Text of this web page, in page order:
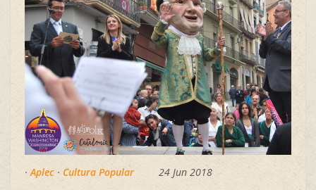
·Aplec · Cultura Popular 24 Jun 2018